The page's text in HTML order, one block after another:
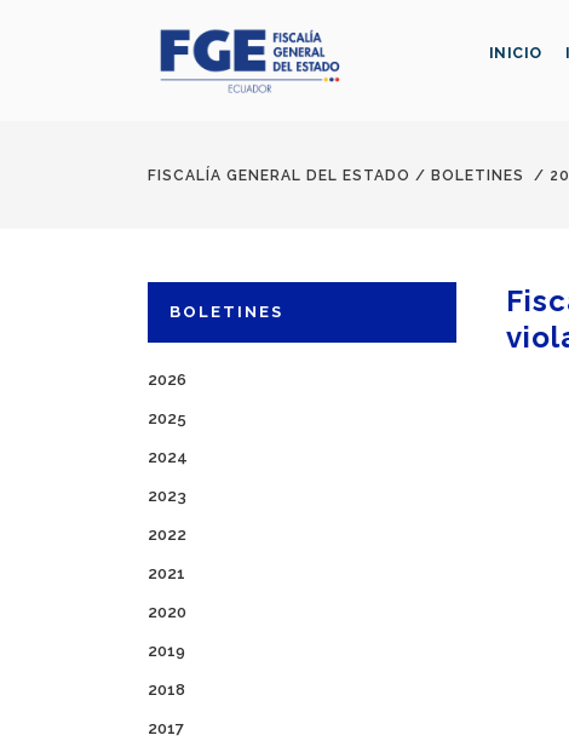
INICIO
FISCALÍA GENERAL DEL ESTADO / BOLETINES /
BOLETINES
2026
2025
2024
2023
2022
2021
2020
2019
2018
2017